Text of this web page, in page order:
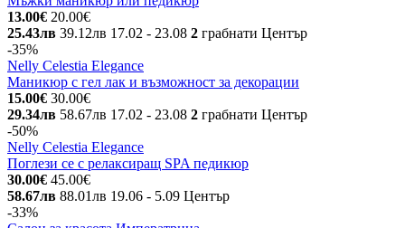
13.00€ 20.00€
25.43лв 39.12лв 17.02 - 23.08 2 грабнати Център
-35%
Nelly Celestia Elegance
Маникюр с гел лак и възможност за декорации
15.00€ 30.00€
29.34лв 58.67лв 17.02 - 23.08 2 грабнати Център
-50%
Nelly Celestia Elegance
Поглези се с релаксиращ SPA педикюр
30.00€ 45.00€
58.67лв 88.01лв 19.06 - 5.09 Център
-33%